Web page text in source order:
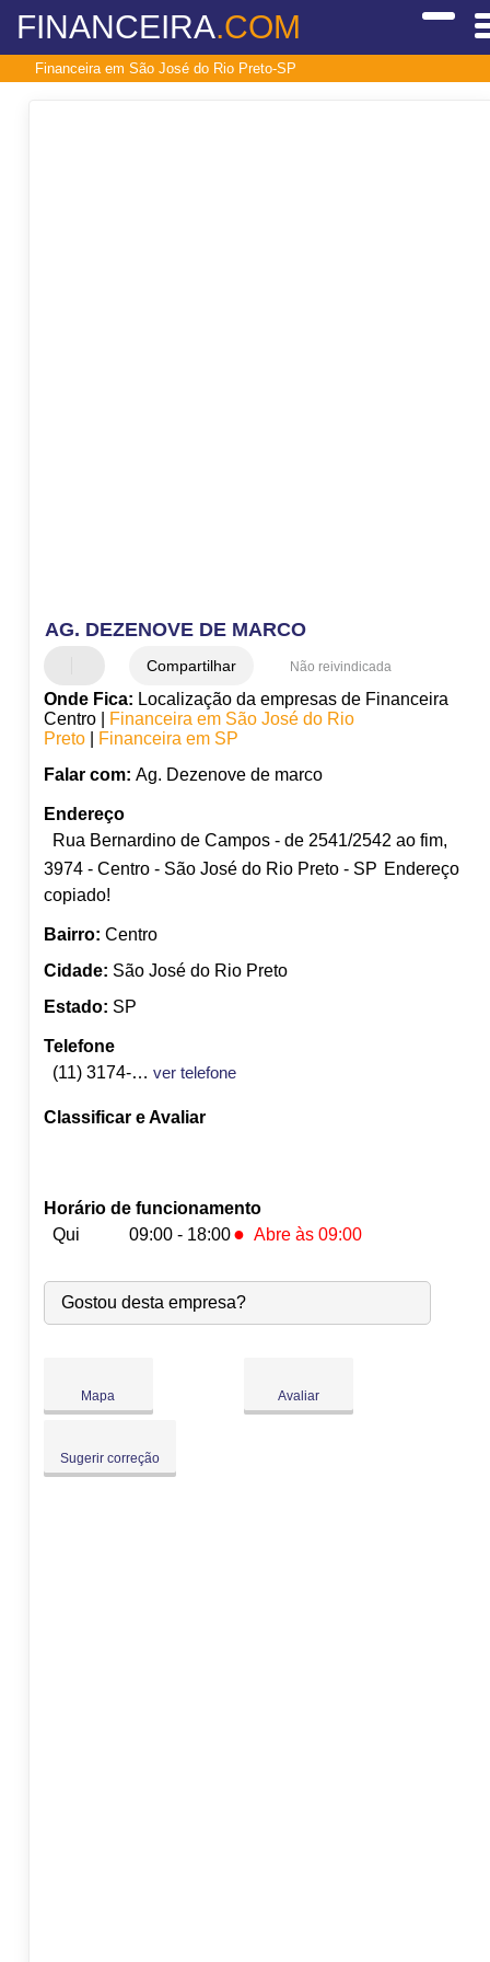
FINANCEIRA.COM
Financeira em São José do Rio Preto-SP
AG. DEZENOVE DE MARCO
Compartilhar Não reivindicada
Onde Fica: Localização da empresas de Financeira
Centro |
Financeira em São José do Rio
Preto|
Financeira em SP
Falar com: Ag. Dezenove de marco
Endereço
Rua Bernardino de Campos - de 2541/2542 ao fim,
3974 - Centro - São José do Rio Preto - SP Endereço
copiado!
Bairro: Centro
Cidade: São José do Rio Preto
Estado: SP
Telefone
(11) 3174-5770
ver telefone
Classificar e Avaliar
Horário de funcionamento
Qui
09:00 - 18:00 ● Abre às 09:00
Seg: 09:00-18:00
Ter:
09:00-18:00
Qua:
09:00-18:00
Sáb:
Fechado
Gostou desta empresa?
Mapa Avaliar
Sugerir correção